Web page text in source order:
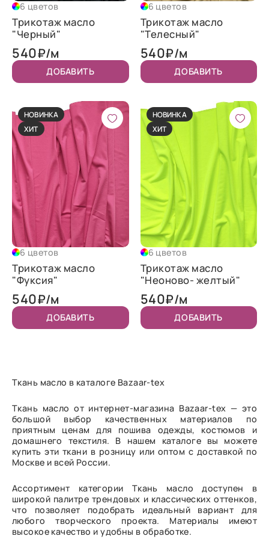
6 цветов
Трикотаж масло
"Черный"
540₽/м
ДОБАВИТЬ
6 цветов
Трикотаж масло
"Телесный"
540₽/м
ДОБАВИТЬ
НОВИНКА
ХИТ
6 цветов
Трикотаж масло
"Фуксия"
540₽/м
ДОБАВИТЬ
НОВИНКА
ХИТ
6 цветов
Трикотаж масло
"Неоново- желтый"
540₽/м
ДОБАВИТЬ
Ткань масло в каталоге Bazaar-tex
Ткань масло от интернет-магазина Bazaar-tex — это
большой выбор качественных материалов по
приятным ценам для пошива одежды, костюмов и
домашнего текстиля. В нашем каталоге вы можете
купить эти ткани в розницу или оптом с доставкой по
Москве и всей России.
Ассортимент категории Ткань масло доступен в
широкой палитре трендовых и классических оттенков,
что позволяет подобрать идеальный вариант для
любого творческого проекта. Материалы имеют
высокое качество и удобны в обработке.